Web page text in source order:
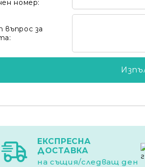
Вход
номер:
за
ЕКСПРЕСНА
ДОСТАВКА
на същия/следващ ден